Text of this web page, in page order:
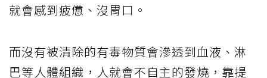
就會感到疲憊、沒胃口。
而沒有被清除的有毒物質會滲透到血液、淋
巴等人體組織，人就會不自主的發燒，靠提